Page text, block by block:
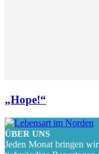
„Hope!“
ÜBER UNS
Jeden Monat bringen